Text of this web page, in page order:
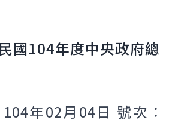
國104年度中央政府總
年02月04日 號次：